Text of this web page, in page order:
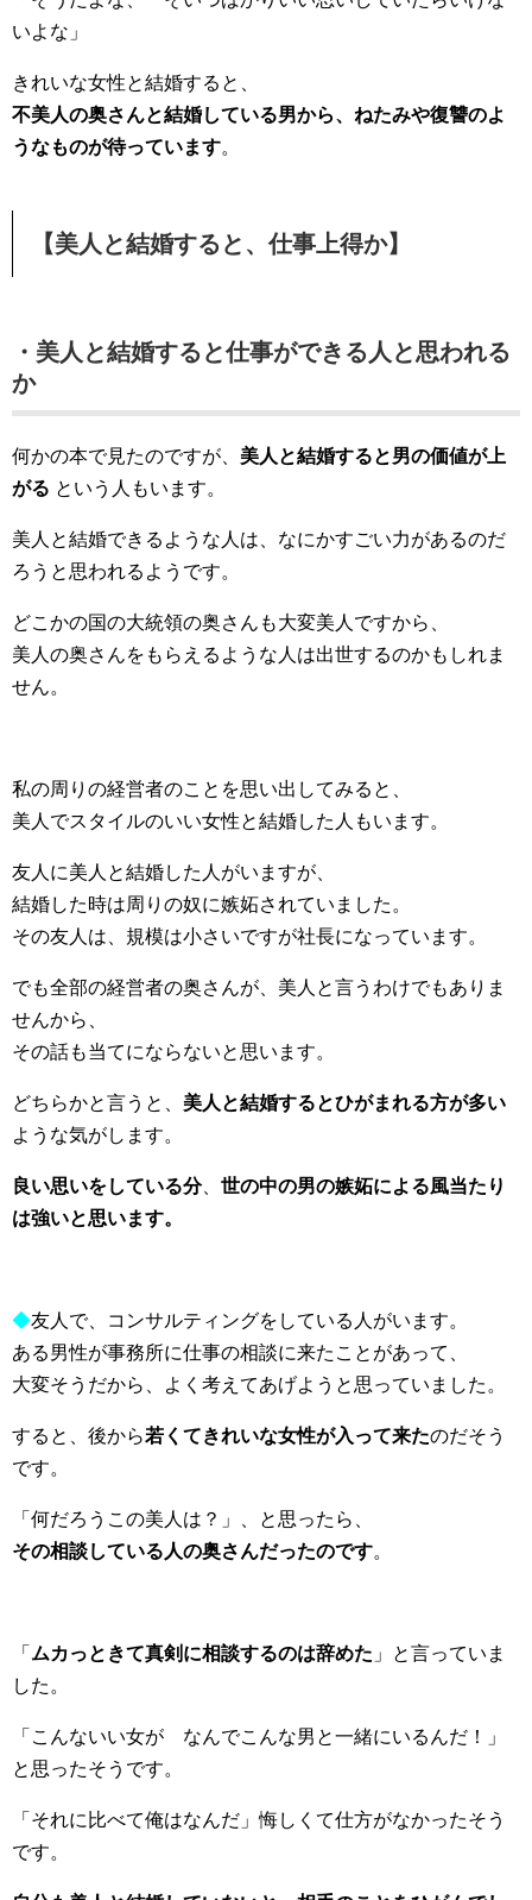
いよな」
きれいな女性と結婚すると、
不美人の奥さんと結婚している男から、ねたみや復讐のよ
うなものが待っています。
【美人と結婚すると、仕事上得か】
・美人と結婚すると仕事ができる人と思われる
か
何かの本で見たのですが、 美人と結婚すると男の価値が上
がる という人もいます。
美人と結婚できるような人は、なにかすごい力があるのだ
ろうと思われるようです。
どこかの国の大統領の奥さんも大変美人ですから、
美人の奥さんをもらえるような人は出世するのかもしれま
せん。
私の周りの経営者のことを思い出してみると、
美人でスタイルのいい女性と結婚した人もいます。
友人に美人と結婚した人がいますが、
結婚した時は周りの奴に嫉妬されていました。
その友人は、規模は小さいですが社長になっています。
でも全部の経営者の奥さんが、美人と言うわけでもありま
せんから、
その話も当てにならないと思います。
どちらかと言うと、 美人と結婚するとひがまれる方が多い
ような気がします。
良い思いをしている分、 世の中の男の嫉妬による風当たり
は強いと思います。
◆友人で、コンサルティングをしている人がいます。
ある男性が事務所に仕事の相談に来たことがあって、
大変そうだから、よく考えてあげようと思っていました。
すると、後から若くてきれいな女性が入って来たのだそう
です。
「何だろうこの美人は？」、と思ったら、
その相談している人の奥さんだったのです。
「 ムカっときて真剣に相談するのは辞めた 」と言っていま
した。
「こんないい女が なんでこんな男と一緒にいるんだ！」
と思ったそうです。
「それに比べて俺はなんだ」悔しくて仕方がなかったそう
です。